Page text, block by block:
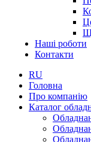
Наші роботи
Контакти
RU
Головна
Про компанію
Каталог